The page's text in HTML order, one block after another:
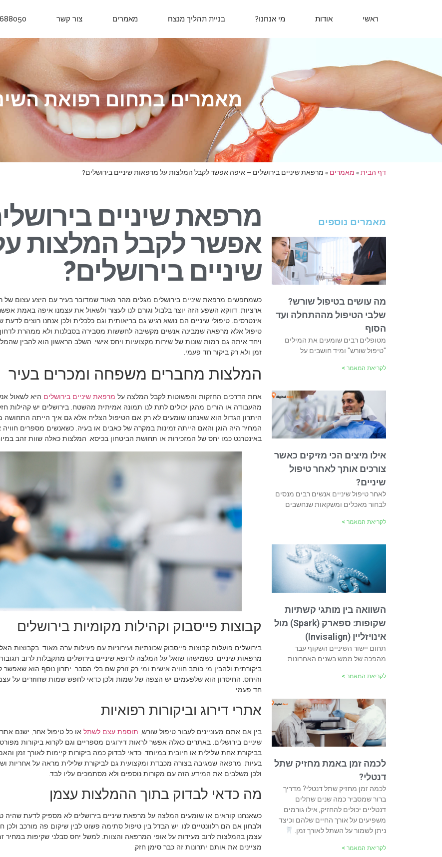
ראשי אודות מי אנחנו? בניית תהליך מנצח מאמרים צור קשר
מאמרים בתחום רפואת
דף הבית» מאמרים » מרפאת שיניים בירושלים – איפה אפשר לקבל המלצות על מרפאות שיניים בירושלים?
מאמרים נוספים
מה עושים בטיפול שורש?
שלבי הטיפול מההתחלה ועד
הסוף
מטופלים רבים שומעים את המילים
"טיפול שורש" ומיד חושבים על
לקריאת המאמר >
אילו מיצים הכי מזיקים כאשר
צורכים אותך לאחר טיפול
שיניים?
לאחר טיפול שיניים אנשים רבים מנסים
לבחור מאכלים ומשקאות שנחשבים
לקריאת המאמר >
השוואה בין מותגי קשתיות
שקופות: ספארק (Spark) מול
אינויזליין (Invisalign)
תחום יישור השיניים השקוף עבר
מהפכה של ממש בשנים האחרונות.
לקריאת המאמר >
לכמה זמן באמת מחזיק שתל
דנטלי?
לכמה זמן מחזיק שתל דנטלי? מדריך
ברור שמסביר כמה שנים שתלים
דנטליים יכולים להחזיק, אילו גורמים
משפיעים על אורך החיים שלהם וכיצד
ניתן לשמור על השתל לאורך זמן.
לקריאת המאמר >
מרפאת שיניים
אפשר לקבל המלצות
שיניים בירושלים?
כשמחפשים מרפאת שיניים בירושלים מגלים מהר מאוד שמדובר בעיר עם היצע עצום של
ארציות. דווקא השפע הזה יוצר בלבול וגורם לנו לעצור ולשאול את עצמנו איפה באמת
אינטרסים. טיפולי שיניים הם נושא רגיש גם בריאותית וגם כלכלית ולכן אנחנו רוצים
טיפול אלא מרפאה שמבינה אנשים מקשיבה לחששות מסבירה בסבלנות ולא ממהרת לדחוף
ויחד איתה גם רמות שונות של שירות מקצועיות ויחס אישי. השלב הראשון הוא להבין
זמן ולא רק ביקור חד פעמי.
המלצות מחברים משפחה ומכרים בעיר
אחת הדרכים החזקות והפשוטות לקבל המלצה על מרפאת שיניים בירושלים היא לשאול
מהעבודה או הורים מהגן יכולים לתת לנו תמונה אמיתית מהשטח. בירושלים יש קהילות
היתרון הגדול הוא שאנחנו שומעים לא רק אם הטיפול הצליח אלא גם איך הייתה
המחיר היה הוגן והאם הייתה זמינות במקרה של כאבים או בעיה. כשאנשים מספרים
באינטרנט כמו יחס של המזכירות או תחושת הביטחון בכיסא. המלצות כאלה שוות זהב
קבוצות פייסבוק וקהילות מקומיות בירושלים
בירושלים פועלות קבוצות פייסבוק שכונתיות ועירוניות עם פעילות ערה מאוד. בקבוצות
מרפאות שיניים. כשמישהו שואל על המלצה לרופא שיניים בירושלים מתקבלות לרוב
ביקורתית ולהבין מי כותב חוויה אישית ומי רק זורק שם בלי הסבר. יתרון נוסף הוא
והיחס. החיסרון הוא שלפעמים יש הצפה של שמות ולכן כדאי לחפש שמות שחוזרים על
חד פעמי.
אתרי דירוג וביקורות רפואיות
בין אם אתם מעוניינים לעבור טיפול שורש, תוספת עצם לשתלאו כל טיפול אחר, ישנם
שיניים בירושלים. באתרים כאלה אפשר לראות דירוגים מספריים וגם לקרוא ביקורות
בביקורת אחת שלילית או חיובית במיוחד. כדאי לבדוק כמה ביקורות קיימות לאורך זמן
בעיות. מרפאה שמגיבה בצורה מכבדת ומקצועית גם לביקורת שלילית מראה על אחריות
ולכן משלבים את המידע הזה עם מקורות נוספים ולא מסתמכים עליו לבד.
מה כדאי לבדוק בתוך ההמלצות עצמן
כשאנחנו קוראים או שומעים המלצה על מרפאת שיניים בירושלים לא מספיק לדעת שהיה
ולבחון אם הם רלוונטיים לנו. יש הבדל בין טיפול סתימה פשוט לבין שיקום פה מורכב
עצמן בהמלצות לרוב מעידות על אופי המרפאה והצוות. למשל יחס סבלני שקיפות במחיר
מציינים את אותם יתרונות זה כבר סימן חזק.